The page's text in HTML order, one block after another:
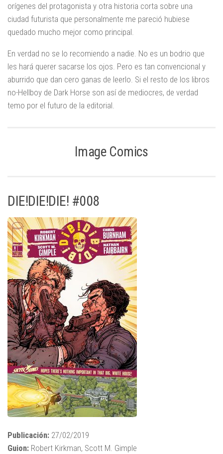
orígenes del protagonista y otra historia corta sobre una
ciudad futurista que personalmente me pareció hubiese
quedado mucho mejor como principal.
En verdad no se lo recomiendo a nadie. No es un bodrio que
les hará querer sacarse los ojos. Pero es tan convencional y
aburrido que dan cero ganas de leerlo. Si el resto de los libros
no-Hellboy de Dark Horse son así de mediocres, de verdad
temo por el futuro de la editorial.
Image Comics
DIE!DIE!DIE! #008
Publicación: 27/02/2019
Guion: Robert Kirkman, Scott M. Gimple